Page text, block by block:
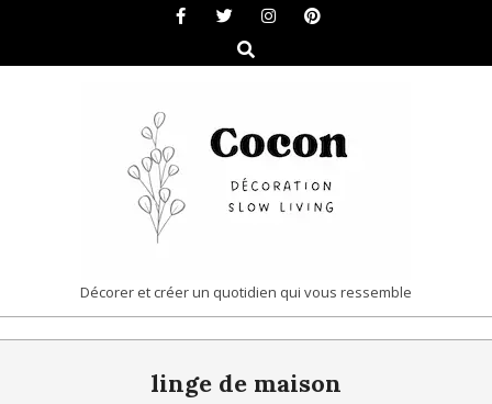
content
Search
COCON
|
DÉCORATION
Décorer et créer un quotidien qui vous ressemble
linge de maison